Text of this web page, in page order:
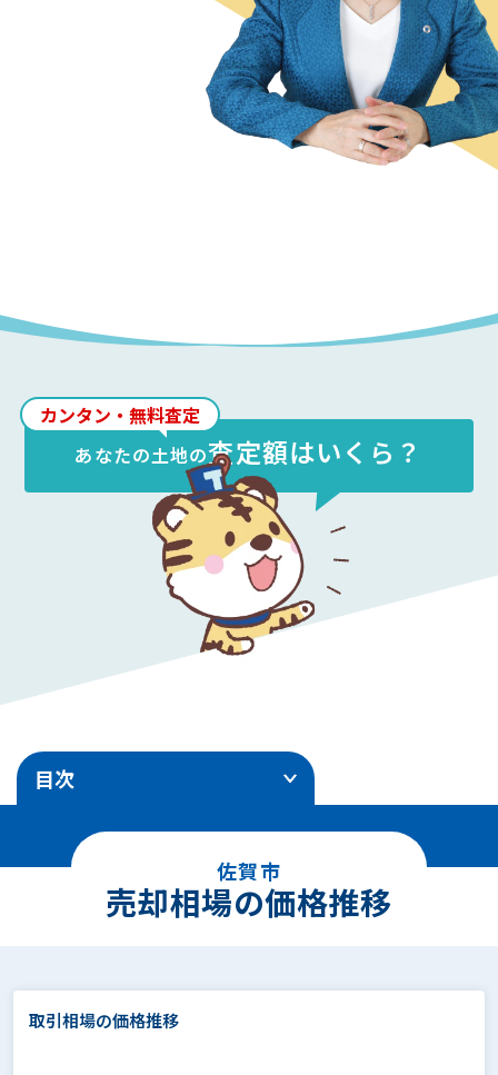
カンタン・無料査定
あなたの土地の査定額はいくら？
目次
売却相場の価格推移
エリア別地価ランキング
5.駅徒歩別の相場価格
佐賀市
売却相場の価格推移
取引相場の価格推移